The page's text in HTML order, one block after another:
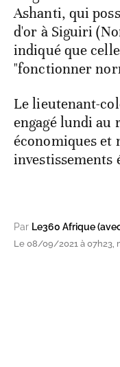
Ashanti, qui
d'or à Siguiri
indiqué que
"fonctionner
Le lieutenant-
engagé lundi au
économiques et
investissements
Par Le360 Afrique
Le 08/09/2021 à 07h23,